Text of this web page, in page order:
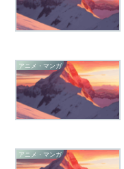
アニメ・マンガ
アニメ・マンガ